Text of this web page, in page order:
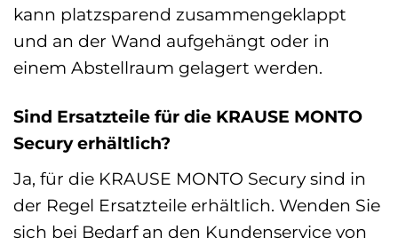
kann platzsparend zusammengeklappt
und an der Wand aufgehängt oder in
einem Abstellraum gelagert werden.
Sind Ersatzteile für die KRAUSE MONTO
Secury erhältlich?
Ja, für die KRAUSE MONTO Secury sind in
der Regel Ersatzteile erhältlich. Wenden Sie
sich bei Bedarf an den Kundenservice von